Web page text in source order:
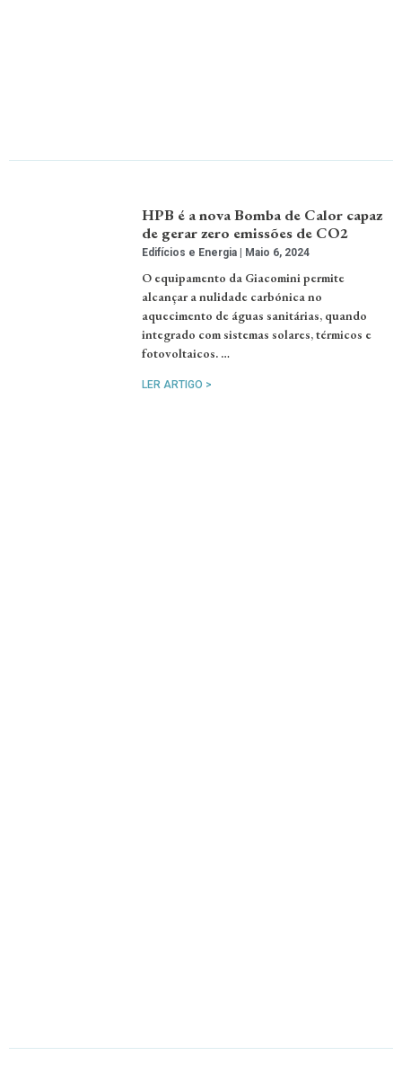
HPB é a nova Bomba de Calor capaz
de gerar zero emissões de CO2
Edifícios e Energia Maio 6, 2024
O equipamento da Giacomini permite
alcançar a nulidade carbónica no
aquecimento de águas sanitárias, quando
integrado com sistemas solares, térmicos e
fotovoltaicos. …
LER ARTIGO >